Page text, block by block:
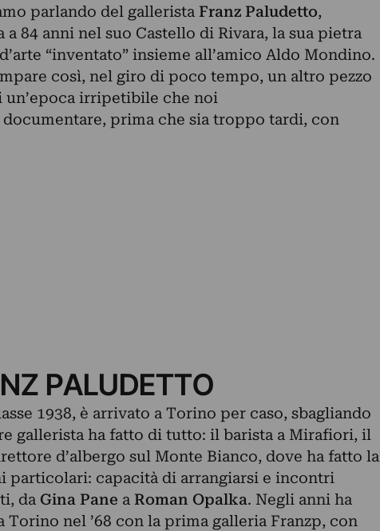
parlando del gallerista Franz Paludetto,
84 anni nel suo Castello di Rivara, la sua pietra
“inventato” insieme all’amico Aldo Mondino.
così, nel giro di poco tempo, un altro pezzo
un’epoca irripetibile che noi
prima che sia troppo tardi, con
PALUDETTO
1938, è arrivato a Torino per caso, sbagliando
gallerista ha fatto di tutto: il barista a Mirafiori, il
d’albergo sul Monte Bianco, dove ha fatto la
particolari: capacità di arrangiarsi e incontri
da Gina Pane a Roman Opalka. Negli anni ha
Torino nel ’68 con la prima galleria Franzp, con